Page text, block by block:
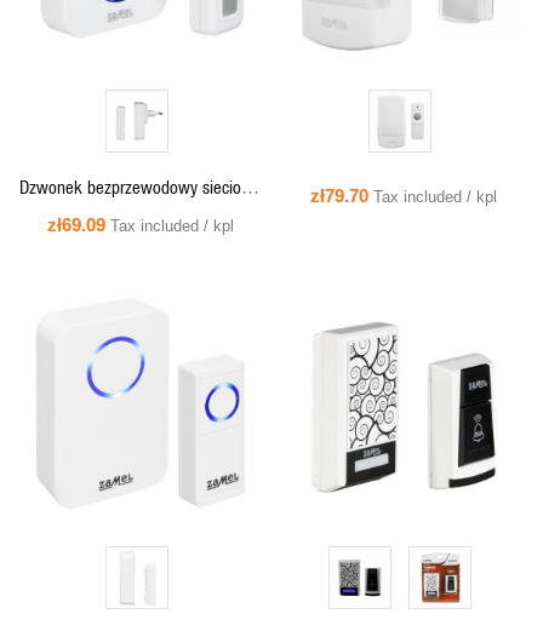
Dzwonek bezprzewodowy sieciowy
ROCK ST-970
zł69.09 Tax included / kpl
zł79.70 Tax included / kpl
QUICK VIEW QUICK VIEW